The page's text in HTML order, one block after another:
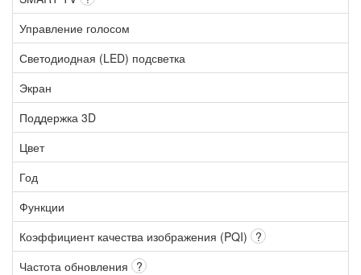
Управление голосом
Светодиодная (LED) подсветка
Экран
Поддержка 3D
Цвет
Год
Функции
Коэффициент качества изображения (PQI) ?
Частота обновления ?